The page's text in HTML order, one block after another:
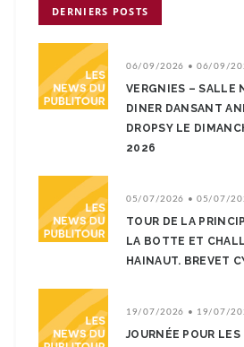
DERNIERS POSTS
06/09/2026 • 06/09/
VERGNIES – SALLE
DINER DANSANT
DROPSY LE
2026
05/07/2026 • 05/07/
TOUR DE LA
LA BOTTE ET
HAINAUT. BREVET
19/07/2026 • 19/07/
JOURNÉE POUR